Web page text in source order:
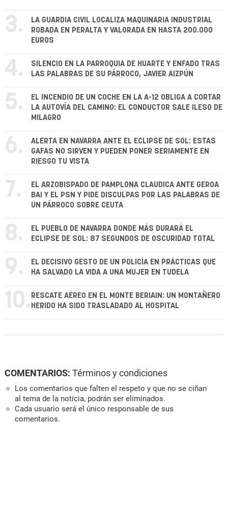
3.
LA GUARDIA CIVIL LOCALIZA MAQUINARIA INDUSTRIAL
ROBADA EN PERALTA Y VALORADA EN HASTA 200.000
EUROS
4.
SILENCIO EN LA PARROQUIA DE HUARTE Y ENFADO TRAS
LAS PALABRAS DE SU PÁRROCO, JAVIER AIZPÚN
5.
EL INCENDIO DE UN COCHE EN LA A-12 OBLIGA A CORTAR
LA AUTOVÍA DEL CAMINO: EL CONDUCTOR SALE ILESO DE
MILAGRO
6.
ALERTA EN NAVARRA ANTE EL ECLIPSE DE SOL: ESTAS
GAFAS NO SIRVEN Y PUEDEN PONER SERIAMENTE EN
RIESGO TU VISTA
7.
EL ARZOBISPADO DE PAMPLONA CLAUDICA ANTE GEROA
BAI Y EL PSN Y PIDE DISCULPAS POR LAS PALABRAS DE
UN PÁRROCO SOBRE CEUTA
8.
EL PUEBLO DE NAVARRA DONDE MÁS DURARÁ EL
ECLIPSE DE SOL: 87 SEGUNDOS DE OSCURIDAD TOTAL
9.
EL DECISIVO GESTO DE UN POLICÍA EN PRÁCTICAS QUE
HA SALVADO LA VIDA A UNA MUJER EN TUDELA
10. RESCATE AÉREO EN EL MONTE BERIAIN: UN MONTAÑERO
HERIDO HA SIDO TRASLADADO AL HOSPITAL
COMENTARIOS: Términos y condiciones
Los comentarios que falten el respeto y que no se ciñan
al tema de la noticia, podrán ser eliminados.
Cada usuario será el único responsable de sus
comentarios.